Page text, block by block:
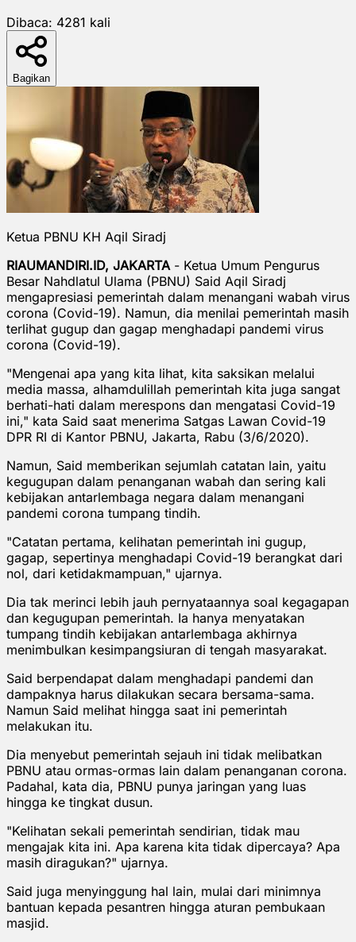
Dibaca: 4281 kali
Bagikan
Ketua PBNU KH Aqil Siradj
RIAUMANDIRI.ID, JAKARTA - Ketua Umum Pengurus
Besar Nahdlatul Ulama (PBNU) Said Aqil Siradj
mengapresiasi pemerintah dalam menangani wabah virus
corona (Covid-19). Namun, dia menilai pemerintah masih
terlihat gugup dan gagap menghadapi pandemi virus
corona (Covid-19).
"Mengenai apa yang kita lihat, kita saksikan melalui
media massa, alhamdulillah pemerintah kita juga sangat
berhati-hati dalam merespons dan mengatasi Covid-19
ini," kata Said saat menerima Satgas Lawan Covid-19
DPR RI di Kantor PBNU, Jakarta, Rabu (3/6/2020).
Namun, Said memberikan sejumlah catatan lain, yaitu
kegugupan dalam penanganan wabah dan sering kali
kebijakan antarlembaga negara dalam menangani
pandemi corona tumpang tindih.
"Catatan pertama, kelihatan pemerintah ini gugup,
gagap, sepertinya menghadapi Covid-19 berangkat dari
nol, dari ketidakmampuan," ujarnya.
Dia tak merinci lebih jauh pernyataannya soal kegagapan
dan kegugupan pemerintah. Ia hanya menyatakan
tumpang tindih kebijakan antarlembaga akhirnya
menimbulkan kesimpangsiuran di tengah masyarakat.
Said berpendapat dalam menghadapi pandemi dan
dampaknya harus dilakukan secara bersama-sama.
Namun Said melihat hingga saat ini pemerintah
melakukan itu.
Dia menyebut pemerintah sejauh ini tidak melibatkan
PBNU atau ormas-ormas lain dalam penanganan corona.
Padahal, kata dia, PBNU punya jaringan yang luas
hingga ke tingkat dusun.
"Kelihatan sekali pemerintah sendirian, tidak mau
mengajak kita ini. Apa karena kita tidak dipercaya? Apa
masih diragukan?" ujarnya.
Said juga menyinggung hal lain, mulai dari minimnya
bantuan kepada pesantren hingga aturan pembukaan
masjid.